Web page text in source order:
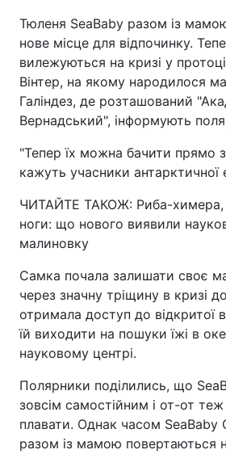
Тюленя SeaBaby разом із
нове місце для відпочинку.
вилежуються на кризі у
Вінтер, на якому народилося
Галіндез, де розташований
Вернадський", інформують
"Тепер їх можна бачити прямо з
кажуть учасники антарктичної
ЧИТАЙТЕ ТАКОЖ: Риба-химера,
ноги: що нового виявили
малиновку
Самка почала залишати своє
через значну тріщину в кризі
отримала доступ до відкритої
їй виходити на пошуки їжі в
науковому центрі.
Полярники поділились, що
зовсім самостійним і от-от
плавати. Однак часом SeaBaby
разом із мамою повертаються